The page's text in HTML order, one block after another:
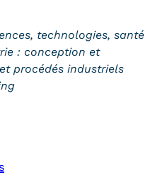
EN BFC
NATIONALE
passerelles et
technologies, santé
: conception et
procédés industriels